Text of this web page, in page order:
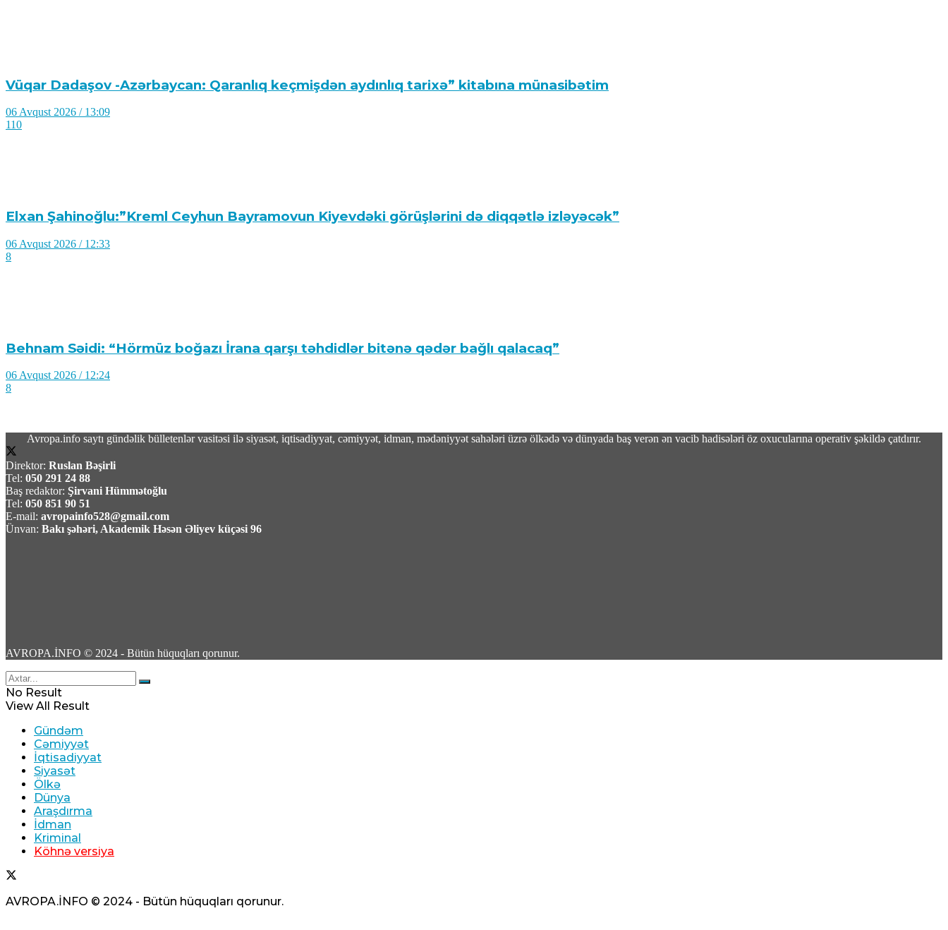
Vüqar Dadaşov -Azərbaycan: Qaranlıq keçmişdən aydınlıq tarixə” kitabına münasibətim
06 Avqust 2026 / 13:09
110
Elxan Şahinoğlu:”Kreml Ceyhun Bayramovun Kiyevdəki görüşlərini də diqqətlə izləyəcək”
06 Avqust 2026 / 12:33
8
Behnam Səidi: “Hörmüz boğazı İrana qarşı təhdidlər bitənə qədər bağlı qalacaq”
06 Avqust 2026 / 12:24
8
Mənəvi birlikdən böyük müttəfiqliyə: Qırğızıstan səfərinin geostrateji yekunları – TƏHLİL
06 Avqust 2026 / 11:55
9
4
Tailandda qətlə yetirilən rusiyalı Nazimovlarla vidalaşma mərasimi keçirilib
06 Avqust 2026 / 11:26
Lantratova və Xinşteyn Kursk vilayətinin itkin düşmüş 300 sakininin axtarışına kömək edir
06 Avqust 2026 / 11:16
Avropa.info saytı gündəlik bülletenlər vasitəsi ilə siyasət, iqtisadiyyat, cəmiyyət, idman, mədəniyyət sahələri üzrə ölkədə və dünyada baş verən ən vacib hadisələri öz oxucularına operativ şəkildə çatdırır.
Direktor: Ruslan Bəşirli
Tel: 050 291 24 88
Baş redaktor: Şirvani Hümmətoğlu
Tel: 050 851 90 51
E-mail: avropainfo528@gmail.com
Ünvan: Bakı şəhəri, Akademik Həsən Əliyev küçəsi 96
AVROPA.İNFO © 2024 - Bütün hüquqları qorunur.
No Result
View All Result
Gündəm
Cəmiyyət
İqtisadiyyat
Siyasət
Ölkə
Dünya
Araşdırma
İdman
Kriminal
Köhnə versiya
AVROPA.İNFO © 2024 - Bütün hüquqları qorunur.